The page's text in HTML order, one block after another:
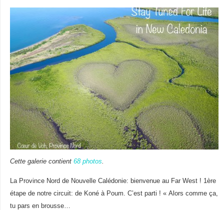
Cette galerie contient 68 photos.
La Province Nord de Nouvelle Calédonie: bienvenue au Far West ! 1ère
étape de notre circuit: de Koné à Poum. C’est parti ! « Alors comme ça,
tu pars en brousse…